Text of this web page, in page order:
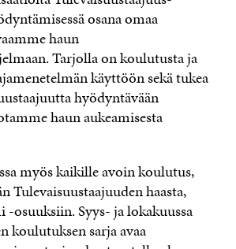
osana omaa
haun
Tarjolla on koulutusta ja
käyttöön sekä tukea
hyödyntävään
haun aukeamisesta
myös kaikille avoin koulutus,
Tulevaisuustaajuuden haasta,
osuuksiin. Syys- ja lokakuussa
koulutuksen sarja avaa